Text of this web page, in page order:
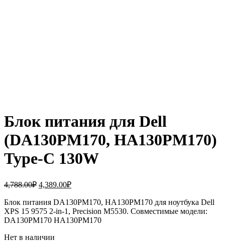
Блок питания для Dell
(DA130PM170, HA130PM170)
Type-C 130W
4,788.00₽ Первоначальная
составляла
4,788.00₽.
4,389.00₽Текущая
4,389.00₽.
Блок питания DA130PM170, HA130PM170 для ноутбука Dell
XPS 15 9575 2-in-1, Precision M5530. Совместимые модели:
DA130PM170 HA130PM170
Нет в наличии